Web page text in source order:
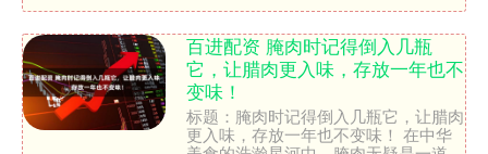
百进配资 腌肉时记得倒入几瓶
它，让腊肉更入味，存放一年也不
变味！
标题：腌肉时记得倒入几瓶它，让腊肉
更入味，存放一年也不变味！ 在中华